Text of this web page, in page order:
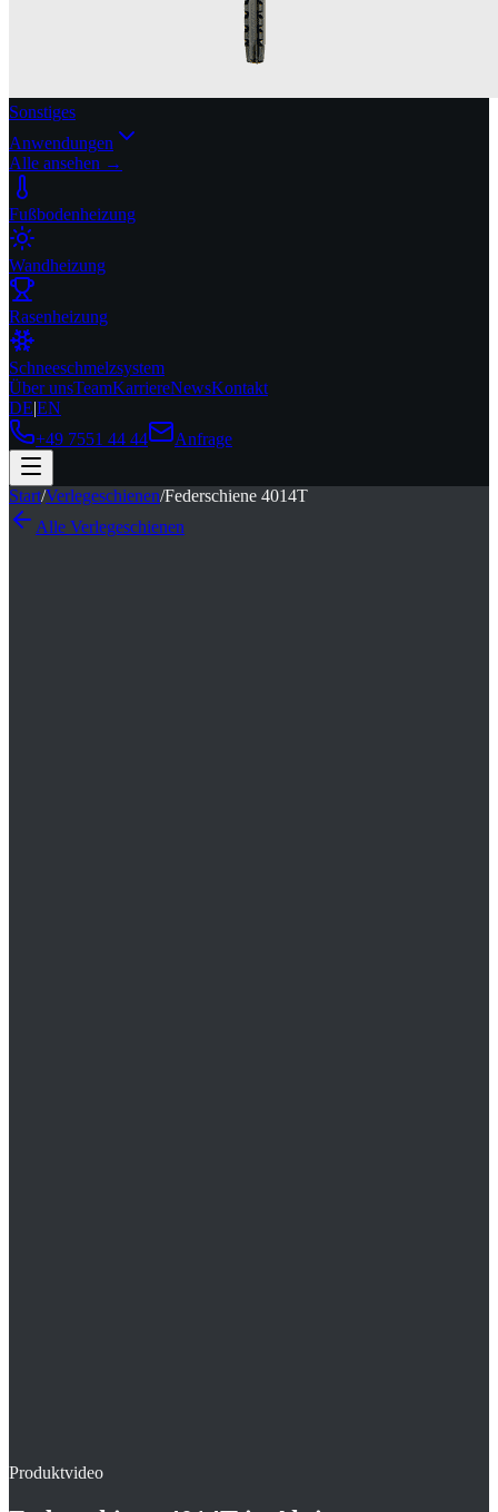
Sonstiges
Anwendungen
Alle ansehen →
Fußbodenheizung
Wandheizung
Rasenheizung
Schneeschmelzsystem
Über unsTeamKarriereNewsKontakt
DE|EN
+49 7551 44 44
Anfrage
Start/Verlegeschienen/Federschiene 4014T
Alle Verlegeschienen
Produktvideo